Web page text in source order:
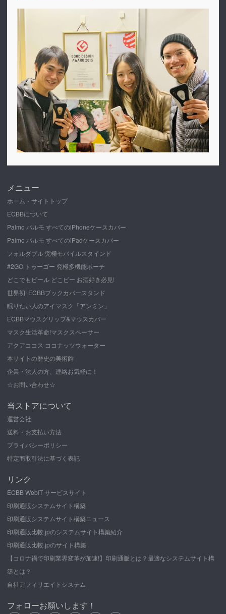
メニュー
ホーム・サイトトップ
ECBBについて
Palmo パルモ すべてのiPhoneケースカバー
Palmo パルモ すべてのiPadケースカバー
フォルダブル 究極モバイルスタインド
#2GO トゥーゴー 究極多機能ポーチ
どこでもビール どこビー お酒好き必見!
世界初! ECBBブックカバースタンド
眠りたい人のアイマスク「アンミン」
ECBBマウスグリップ&マウスカバー
マスク生活革命!マスクスペーサー
アクアココス ココナッツウォーター
本サイトの歴史の美術館
企業・法人の方、連絡お気軽に！
☆お問い合わせ☆
当ストアについて
運営会社
送料・お支払い方法
プライバシーポリシー
特定商取引法に基づく表記
リンク
ECBB WebIT サービスサイト
印刷通販システムサイト構築
印刷通販システムサイト構築ニュース
印刷通販比較.jpのシステムサイト構築紹介
印刷通販比較.jpのサイト構築
【コロナ禍で印刷業界変革が加速!】印刷通販とは？最適なシステムサイト構
築とは？
自社アフィリエイトシステム
フォローお願いします！